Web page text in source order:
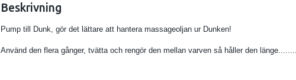
Beskrivning
Pump till Dunk, gör det lättare att hantera massageoljan ur Dunken!
Använd den flera gånger, tvätta och rengör den mellan varven så håller den länge.........